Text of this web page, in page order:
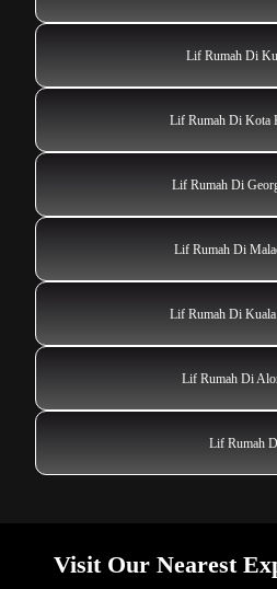
Lif Rumah Di
Lif Rumah Di Kota
Lif Rumah Di
Lif Rumah Di
Lif Rumah Di
Lif Rumah Di
Lif Rumah
Visit Our Nearest